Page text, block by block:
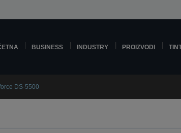
BUSINESS INDUSTRY PROIZVODI
DS-5500